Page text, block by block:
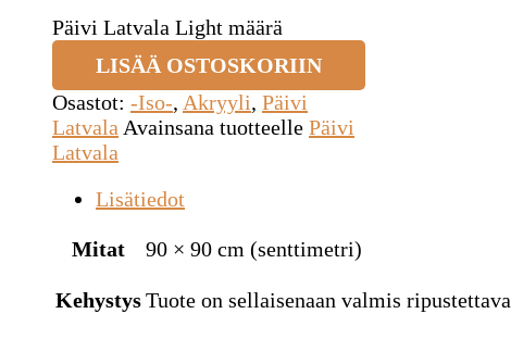
Päivi Latvala Light määrä
LISÄÄ OSTOSKORIIN
Osastot: -Iso-, Akryyli, Päivi
Latvala Avainsana tuotteelle Päivi
Latvala
Lisätiedot
Mitat 90 × 90 cm (senttimetri)
KehystysTuote on sellaisenaan valmis